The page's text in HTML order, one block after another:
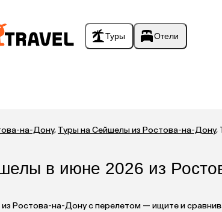
Туры Отели
на-Дону, Туры на Сейшелы из Ростова-на-Дону,
в июне 2026 из
Ростова-на-Дону с перелетом — ищите и